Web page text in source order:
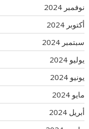
نوفمبر 2024
أكتوبر 2024
سبتمبر 2024
يوليو 2024
يونيو 2024
مايو 2024
أبريل 2024